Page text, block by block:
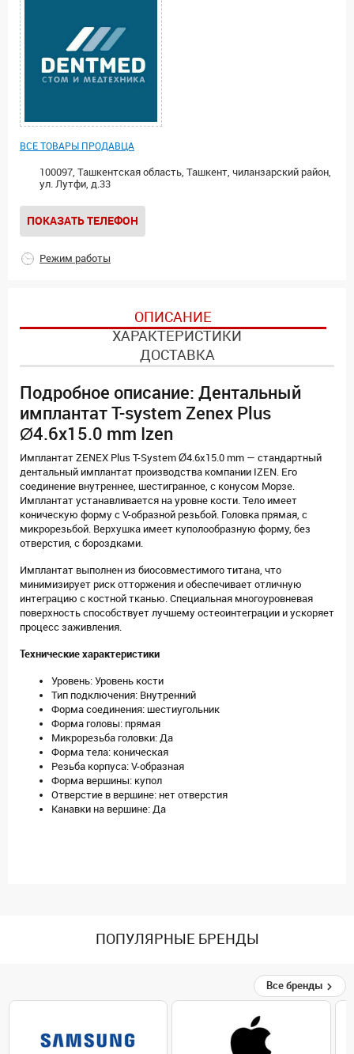
ВСЕ ТОВАРЫ ПРОДАВЦА
100097, Ташкентская область, Ташкент, чиланзарский район,
ул. Лутфи, д.33
ПОКАЗАТЬ ТЕЛЕФОН
Режим работы
ОПИСАНИЕ
ХАРАКТЕРИСТИКИ
ДОСТАВКА
Подробное описание: Дентальный
имплантат T-system Zenex Plus
Ø4.6х15.0 mm Izen
Имплантат ZENEX Plus T-System Ø4.6х15.0 mm — стандартный
дентальный имплантат производства компании IZEN. Его
соединение внутреннее, шестигранное, с конусом Морзе.
Имплантат устанавливается на уровне кости. Тело имеет
коническую форму с V-образной резьбой. Головка прямая, с
микрорезьбой. Верхушка имеет куполообразную форму, без
отверстия, с бороздками.
Имплантат выполнен из биосовместимого титана, что
минимизирует риск отторжения и обеспечивает отличную
интеграцию с костной тканью. Специальная многоуровневая
поверхность способствует лучшему остеоинтеграции и ускоряет
процесс заживления.
Технические характеристики
Уровень: Уровень кости
Тип подключения: Внутренний
Форма соединения: шестиугольник
Форма головы: прямая
Микрорезьба головки: Да
Форма тела: коническая
Резьба корпуса: V-образная
Форма вершины: купол
Отверстие в вершине: нет отверстия
Канавки на вершине: Да
ПОПУЛЯРНЫЕ БРЕНДЫ
Все бренды